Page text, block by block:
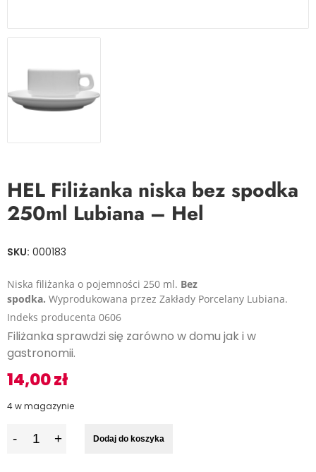
HEL Filiżanka niska bez spodka
250ml Lubiana – Hel
SKU: 000183
Niska filiżanka o pojemności 250 ml. Bez
spodka. Wyprodukowana przez Zakłady Porcelany Lubiana.
Indeks producenta 0606
Filiżanka sprawdzi się zarówno w domu jak i w
gastronomii.
14,00zł
4 w magazynie
Dodaj do koszyka